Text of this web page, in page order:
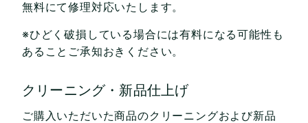
無料にて修理対応いたします。
※ひどく破損している場合には有料になる可能性も
あることご承知おきください。
クリーニング・新品仕上げ
ご購入いただいた商品のクリーニングおよび新品